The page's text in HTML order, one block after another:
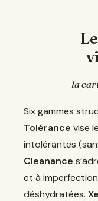
la
Six gammes
Tolérance vise
intolérantes
Cleanance
et à
déshydratées.